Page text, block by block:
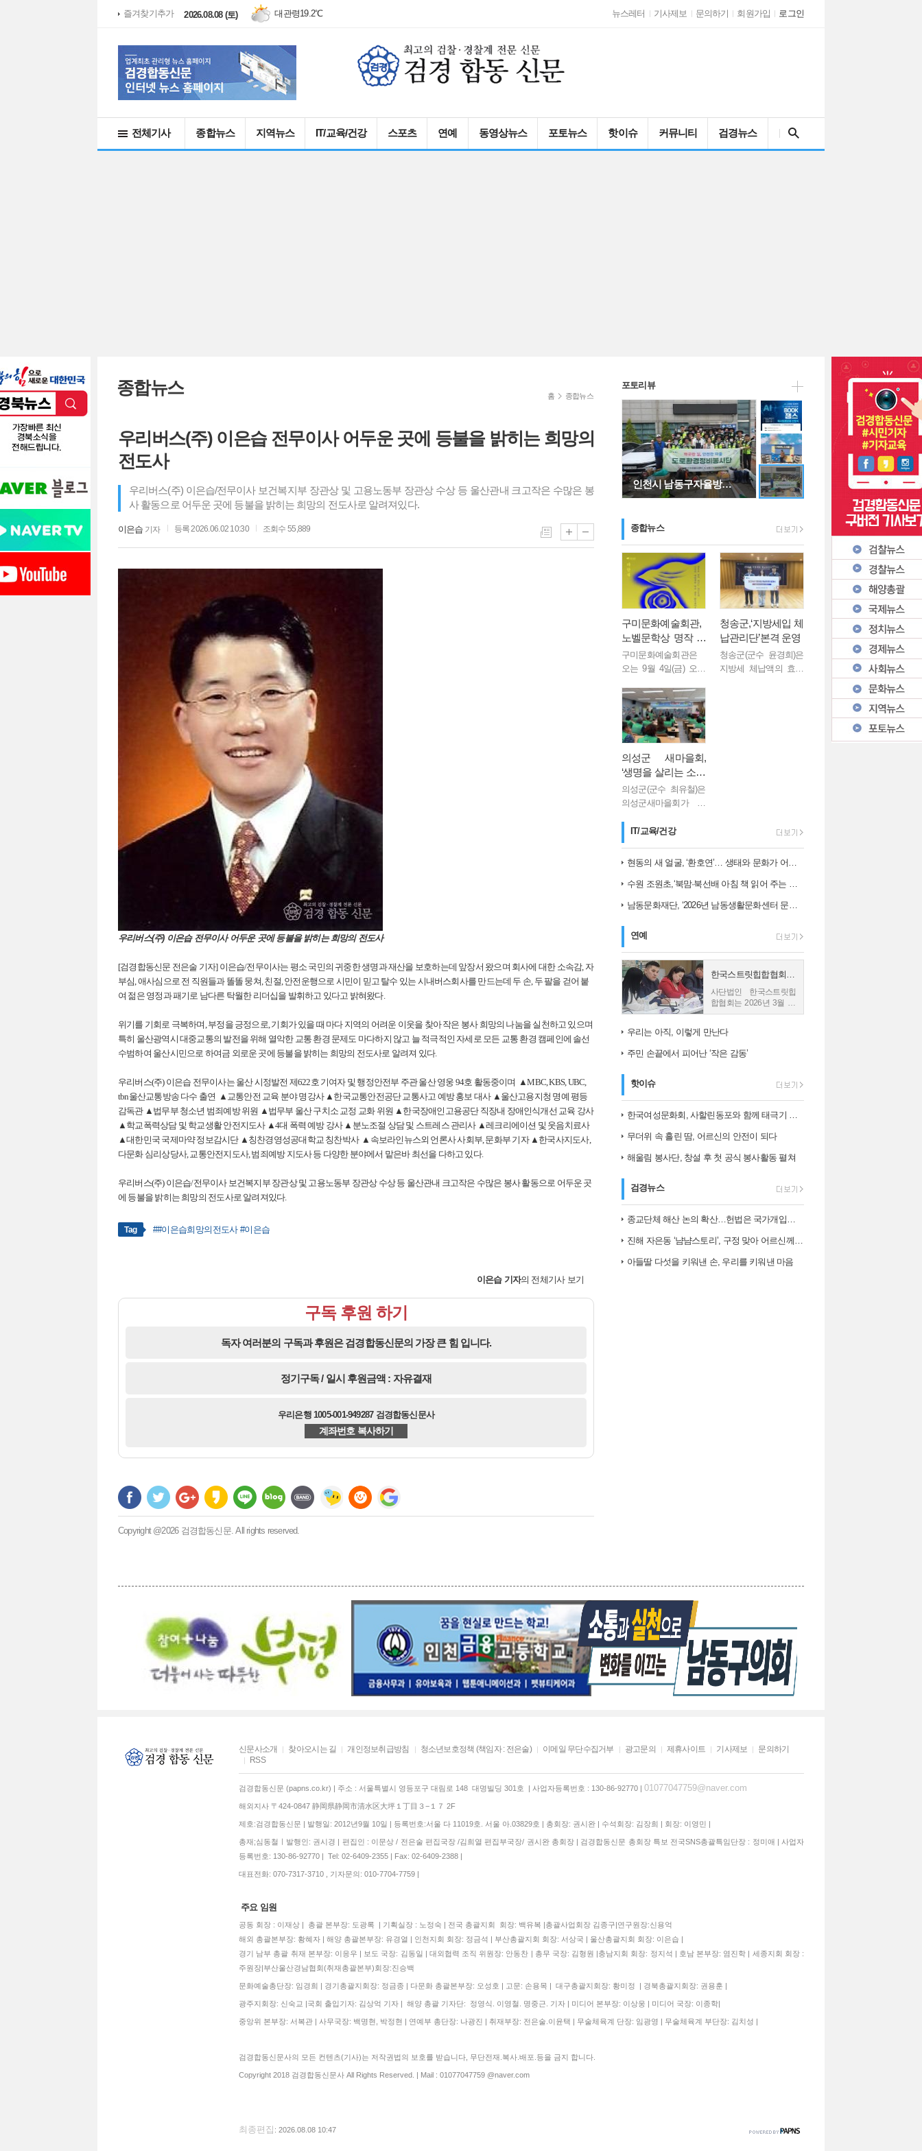
즐겨찾기추가 2026.08.08 (토) 대관령19.2℃ 뉴스레터 기사제보 문의하기 회원가입 로그인
전체기사 종합뉴스 지역뉴스 IT/교육/건강 스포츠 연예 동영상뉴스 포토뉴스 핫이슈 커뮤니티 검경뉴스
종합뉴스 홈 종합뉴스
우리버스(주) 이은습 전무이사 어두운 곳에 등불을 밝히는 희망의
전도사
우리버스(주) 이은습/전무이사 보건복지부 장관상 및 고용노동부 장관상 수상 등 울산관내 크고작은 수많은 봉
사 활동으로 어두운 곳에 등불을 밝히는 희망의 전도사로 알려져있다.
이은습 기자 등록 2026.06.02 10:30 조회수 55,889
우리버스(주) 이은습 전무이사 어두운 곳에 등불을 밝히는 희망의 전도사
[검경합동신문 전은술 기자] 이은습/전무이사는 평소 국민의 귀중한 생명과 재산을 보호하는데 앞장서 왔으며 회사에 대한 소속감, 자
부심, 애사심으로 전 직원들과 똘똘 뭉쳐, 친절, 안전운행으로 시민이 믿고 탈수 있는 시내버스회사를 만드는데 두 손, 두 팔을 걷어 붙
여 젊은 영정과 패기로 남다른 탁월한 리더십을 발휘하고 있다고 밝혀왔다.
위기를 기회로 극복하며, 부정을 긍정으로, 기회가 있을 때 마다 지역의 어려운 이웃을 찾아 작은 봉사 희망의 나눔을 실천하고 있으며
특히 울산광역시 대중교통의 발전을 위해 열악한 교통 환경 문제도 마다하지 않고 늘 적극적인 자세로 모든 교통 환경 캠페인에 솔선
수범하여 울산시민으로 하여금 외로운 곳에 등불을 밝히는 희망의 전도사로 알려져 있다.
우리버스(주) 이은습 전무이사는 울산 시정발전 제622호 기여자 및 행정안전부 주관 울산 영웅 94호 활동중이며 ▲MBC, KBS, UBC,
tbn울산교통방송 다수 출연 ▲교통안전 교육 분야 명강사 ▲한국교통안전공단 교통사고 예방 홍보 대사 ▲울산고용지청 명예 평등
감독관 ▲법무부 청소년 범죄예방 위원 ▲법무부 울산 구치소 교정 교화 위원 ▲한국장애인고용공단 직장내 장애인식개선 교육 강사
▲학교폭력상담 및 학교생활 안전지도사 ▲4대 폭력 예방 강사 ▲분노조절 상담 및 스트레스 관리사 ▲레크리에이션 및 웃음치료사
▲대한민국 국제마약 정보감시단 ▲칭찬경영성공대학교 칭찬박사 ▲ 속보라인뉴스외 언론사 사회부, 문화부 기자 ▲한국사지도사,
다문화 심리상당사, 교통안전지도사, 범죄예방 지도사 등 다양한 분야에서 맡은바 최선을 다하고 있다.
우리버스(주) 이은습/전무이사 보건복지부 장관상 및 고용노동부 장관상 수상 등 울산관내 크고작은 수많은 봉사 활동으로 어두운 곳
에 등불을 밝히는 희망의 전도사로 알려져있다.
Tag ##이은습희망의전도사 #이은습
이은습기자의 전체기사 보기
구독 후원 하기
독자 여러분의 구독과 후원은 검경합동신문의 가장 큰 힘 입니다.
정기구독 / 일시 후원금액 : 자유결재
우리은행 1005-001-949287 검경합동신문사
계좌번호 복사하기
Copyright @2026 검경합동신문. All rights reserved.
포토리뷰
"아버지, 그 이름…
인천시 남동구자율방…
AI 시대와 문해력…
종합뉴스
구미문화예술회관,
노벨문학상 명작 재
해석한 연극 <파랑
새> 9월 개최
구미문화예술회관은
오는 9월 4일(금) 오후
오후 3시, 구미문화예
술회관 소공연장에서
노벨문학상 수상 작가
인 벨기에 극작가 모리
청송군,‘지방세입 체
납관리단’본격 운영
청송군(군수 윤경희)은
지방세 체납액의 효율
의성군 새마을회,
‘생명을 살리는 소화
기․소화전․심폐소
생술 교육’실시
의성군(군수 최유철)은
의성군새마을회가 지
을회관에서 관내 18개
읍․면 새마을회 회장단
등 40여 명을 대상으
기․소화전․심폐소생술
교...
IT/교육/건강
현동의 새 얼굴, ‘환호연’… 생태와 문화가 어우러진 주민 명소로 거듭나…
수원 조원초,‘북맘·북선배 아침 책 읽어 주는 날’운영
남동문화재단, ‘2026년 남동생활문화센터 문화예술 교육 아카데미 1학…
연예
한국스트릿힙합협회, 몽골 친바트 노민 재단과 업무협약 체결
사단법인 한국스트릿힙
합협회는 2026년 3월 26
일 몽골의 재단법인 친바
(MOU)을 체결했다고 밝
힙합협회와...
우리는 아직, 이렇게 만난다
주민 손끝에서 피어난 ‘작은 감동’
핫이슈
한국여성문화회, 사할린동포와 함께 태극기 그리며 ‘나라 사랑’ 되새겨
무더위 속 흘린 땀, 어르신의 안전이 되다
해울림 봉사단, 창설 후 첫 공식 봉사활동 펼쳐
검경뉴스
종교단체 해산 논의 확산…헌법은 국가개입의 한계를 어떻게 보나
진해 자은동 ‘냠냠스토리’, 구정 맞아 어르신께 ‘따뜻한 한 끼, 떡국’…
아들딸 다섯을 키워낸 손, 우리를 키워낸 마음
신문사소개 찾아오시는 길 개인정보취급방침 청소년보호정책 (책임자 : 전은술) 이메일 무단수집거부 광고문의 제휴사이트 기사제보
문의하기
RSS
검경합동신문 (papns.co.kr) | 주소 : 서울특별시 영등포구 대림로 148 대명빌딩 301호 | 사업자등록번호 : 130-86-92770 | 01077047759@naver.com
해외지사 〒424-0847 静岡県静岡市清水区大坪１丁目３−１７ 2F
제호:검경합동신문 | 발행일: 2012년9월 10일 | 등록번호:서울 다 11019호. 서울 아.03829호 | 총회장: 권시완 | 수석회장: 김장희 | 회장: 이영민 |
총재;심동철ㅣ발행인: 권시경 | 편집인 : 이문상 / 전은술 편집국장 /김희열 편집부국장/ 권시완 총회장 | 검경합동신문 총회장 특보 전국SNS총괄특임단장 : 정미애 | 사업자
등록번호: 130-86-92770 | Tel: 02-6409-2355 | Fax: 02-6409-2388 |
대표전화: 070-7317-3710 , 기자문의: 010-7704-7759 |
주요 임원
공동 회장 : 이재상 | 총괄 본부장: 도광록 | 기획실장 : 노정숙 | 전국 총괄지회 회장: 백유복 |총괄사업회장 김종구|연구원장:신용억
해외 총괄본부장: 황혜자 | 해양 총괄본부장: 유경열 | 인천지회 회장: 정금석 | 부산총괄지회 회장: 서상국 | 울산총괄지회 회장: 이은습 |
경기 남부 총괄 취재 본부장: 이응우 | 보도 국장: 김동일 | 대외협력 조직 위원장: 안동찬 | 총무 국장: 김형원 |충남지회 회장: 정지석 | 호남 본부장: 염진학 | 세종지회 회장 :
주원장|부산울산경남협회(취재총괄본부)회장:진승백
문화예술총단장: 임경희 | 경기총괄지회장: 정금종 | 다문화 총괄본부장: 오성호 | 고문: 손용목 | 대구총괄지회장: 황미정 | 경북총괄지회장: 권용훈 |
광주지회장: 신숙교 |국회 출입기자: 김상억 기자 | 해양 총괄 기자단: 정영식. 이영철. 명중근. 기자 | 미디어 본부장: 이상웅 | 미디어 국장: 이종학|
중앙위 본부장: 서복관 | 사무국장: 백명현, 박정현 | 연예부 총단장: 나광진 | 취재부장: 전은술.이윤택 | 무술체육계 단장: 임광영 | 무술체육계 부단장: 김치성 |
검경합동신문사의 모든 컨텐츠(기사)는 저작권법의 보호를 받습니다, 무단전재.복사.배포.등을 금지 합니다.
Copyright 2018 검경합동신문사 All Rights Reserved. | Mail : 01077047759 @naver.com
최종편집 : 2026.08.08 10:47